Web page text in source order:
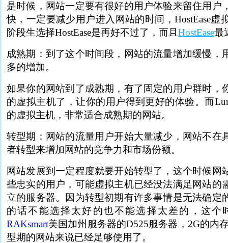
是时候，网站一定要有很好的用户体验来留住用户
快，一定要减少用户进入网站的时间，HostEase虚
阶段生选择HostEase是再好不过了，而且 HostEase最
成熟期：到了这个时间段，网站的流量增加缓慢，
多的增加。
如果你的网站到了成熟期，有了固定的用户群时，
的虚拟主机了，让你的用户得到更好的体验。而
的虚拟主机，非常适合成熟期的网站。
转型期：网站的流量用户开始大量减少，网站不在
者转型来增加网站的竞争力和市场份额。
网站发展到一定程度就要开始转型了，这个时候网
些忠实的用户，可能虚拟主机已经没法满足网站的
立的服务器。因为转型初期有许多事情是无法确定
的话不能选择太好的也不能选择太差的，这个
RAKsmart美国加州服务器的D525服务器，2G的内
型期的网站来说已经足够使用了。